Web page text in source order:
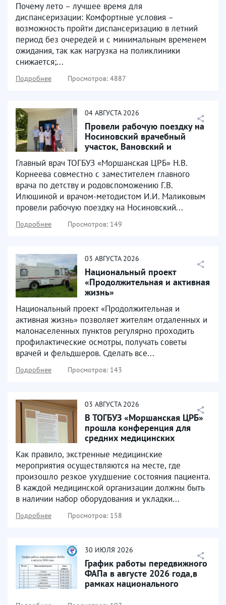
Почему лето – лучшее время для
диспансеризации: Комфортные условия –
возможность пройти диспансеризацию в летний
период без очередей и с минимальным временем
ожидания, так как нагрузка на поликлиники
снижается;...
Подробнее Просмотров: 4887
04 АВГУСТА 2026
Провели рабочую поездку на
Носиновский врачебный
участок, Вановский и
Главный врач ТОГБУЗ «Моршанская ЦРБ» Н.В.
Корнеева совместно с заместителем главного
врача по детству и родовспоможению Г.В.
Илюшиной и врачом-методистом И.И. Маликовым
провели рабочую поездку на Носиновский...
Подробнее Просмотров: 149
03 АВГУСТА 2026
Национальный проект
«Продолжительная и активная
жизнь»
Национальный проект «Продолжительная и
активная жизнь» позволяет жителям отдаленных и
малонаселенных пунктов регулярно проходить
профилактические осмотры, получать советы
врачей и фельдшеров. Сделать все...
Подробнее Просмотров: 143
03 АВГУСТА 2026
В ТОГБУЗ «Моршанская ЦРБ»
прошла конференция для
средних медицинских
Как правило, экстренные медицинские
мероприятия осуществляются на месте, где
произошло резкое ухудшение состояния пациента.
В каждой медицинской организации должны быть
в наличии набор оборудования и укладки...
Подробнее Просмотров: 158
30 ИЮЛЯ 2026
График работы передвижного
ФАПа в августе 2026 года,в
рамках национального